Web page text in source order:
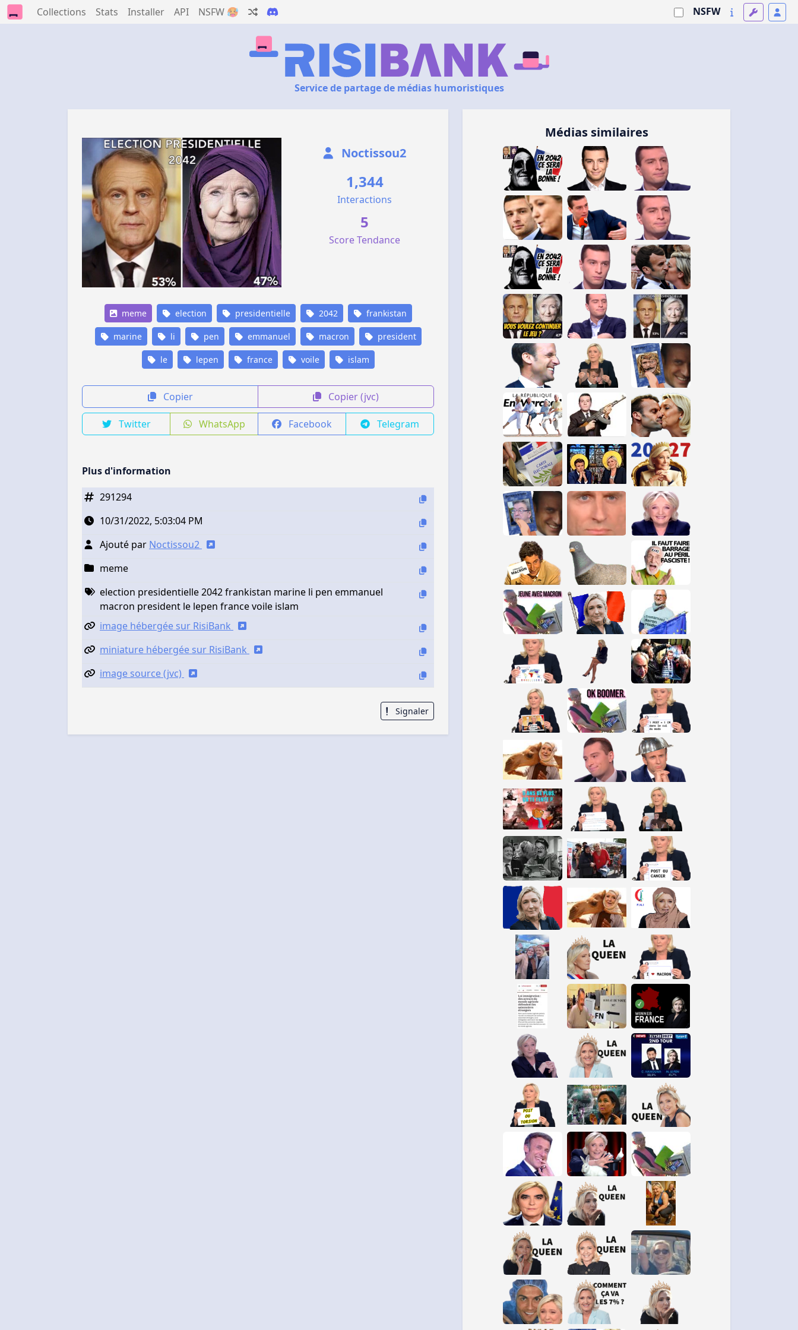
Collections Stats Installer API NSFW 🥵 NSFW
Service de partage de médias humoristiques
Noctissou2
1,344
Interactions
5
Score Tendance
meme election presidentielle 2042 frankistan
marine li pen emmanuel macron president
le lepen france voile islam
Copier Copier (jvc)
Twitter WhatsApp Facebook Telegram
Plus d'information
291294
10/31/2022, 5:03:04 PM
Ajouté par Noctissou2
meme
election presidentielle 2042 frankistan marine li pen emmanuel
macron president le lepen france voile islam
image hébergée sur RisiBank
miniature hébergée sur RisiBank
image source (jvc)
Signaler
Médias similaires